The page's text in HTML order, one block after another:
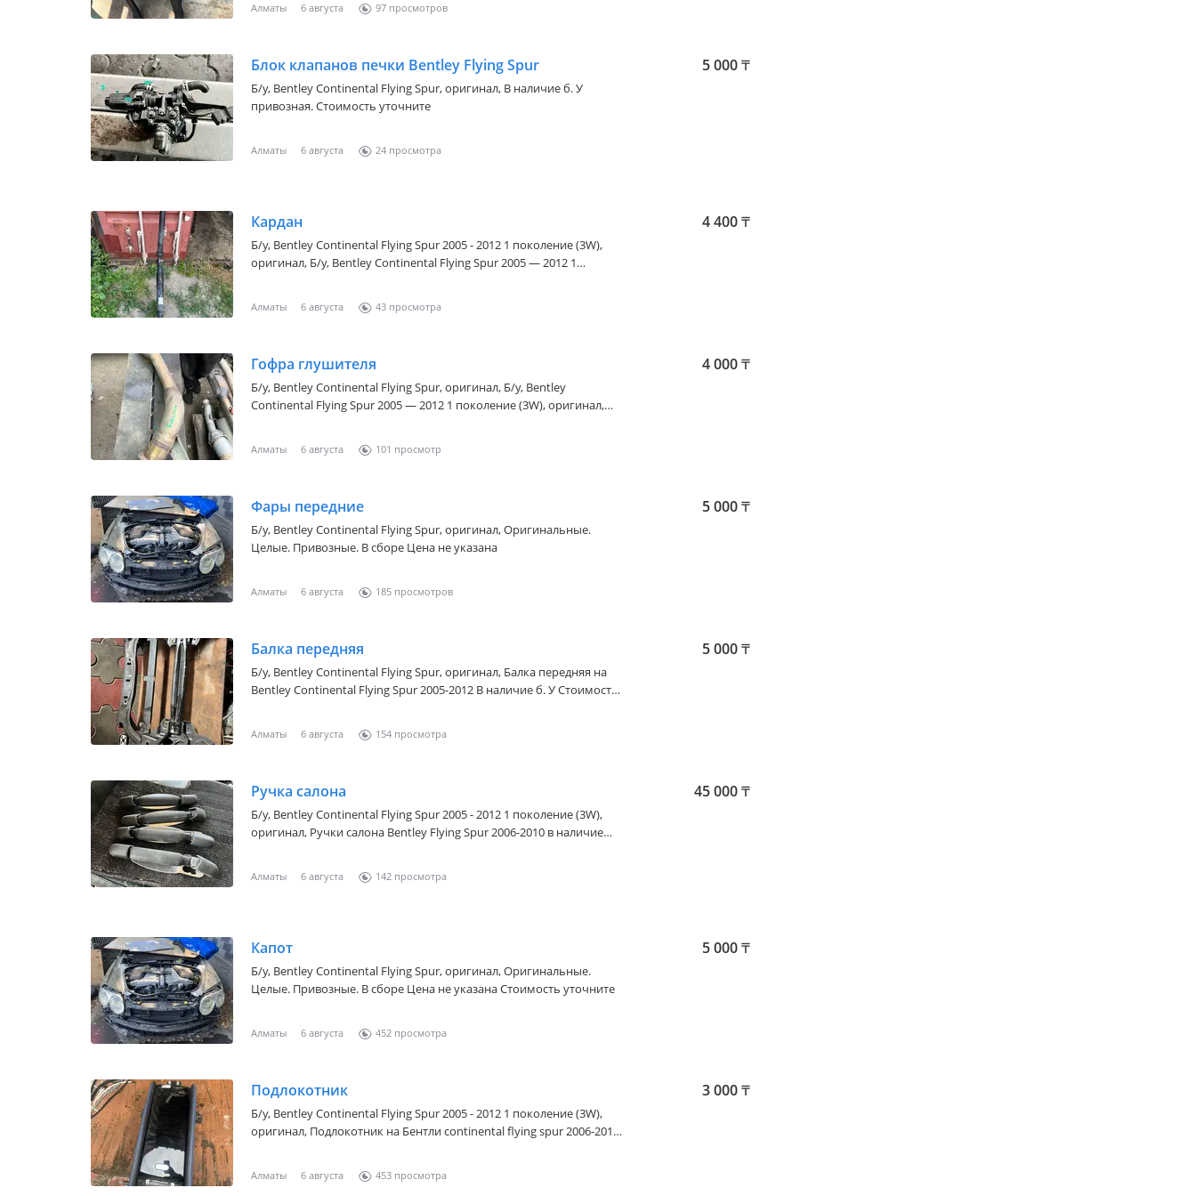
Алматы 6 августа 97
Блок клапанов печки Bentley Flying Spur 5 000₸
Б/y, Bentley Continental Flying Spur, оригинал, В наличие б. У
привозная. Стоимость уточните
Алматы 6 августа 24
Кардан 4 400₸
Б/y, Bentley Continental Flying Spur 2005 - 2012 1 поколение (3W),
оригинал, Б/у, Bentley Continental Flying Spur 2005 — 2012 1
Стоимость уточните
Алматы 6 августа 43
Гофра глушителя 4 000₸
Б/y, Bentley Continental Flying Spur, оригинал, Б/у, Bentley
Continental Flying Spur 2005 — 2012 1 поколение (3W), оригинал,
Алматы 6 августа 101
Фары передние 5 000₸
Б/y, Bentley Continental Flying Spur, оригинал, Оригинальные.
Целые. Привозные. В сборе Цена не указана
Алматы 6 августа 185
Балка передняя 5 000₸
Б/y, Bentley Continental Flying Spur, оригинал, Балка передняя на
Bentley Continental Flying Spur 2005-2012 В наличие б. У Стоимость
Алматы 6 августа 154
Ручка салона 45 000₸
Б/y, Bentley Continental Flying Spur 2005 - 2012 1 поколение (3W),
оригинал, Ручки салона Bentley Flying Spur 2006-2010 в наличие
Алматы 6 августа 142
Капот 5 000₸
Б/y, Bentley Continental Flying Spur, оригинал, Оригинальные.
Целые. Привозные. В сборе Цена не указана Стоимость уточните
Алматы 6 августа 452
Подлокотник 3 000₸
Б/y, Bentley Continental Flying Spur 2005 - 2012 1 поколение (3W),
оригинал, Подлокотник на Бентли continental flying spur 2006-2010
Алматы 6 августа 453